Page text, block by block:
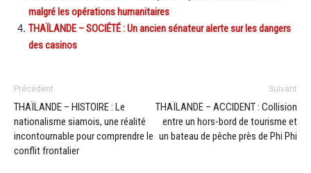
malgré les opérations humanitaires
THAÏLANDE – SOCIÉTÉ : Un ancien sénateur alerte sur les dangers
des casinos
Précédent
THAÏLANDE – HISTOIRE : Le
nationalisme siamois, une réalité
incontournable pour comprendre le
conflit frontalier
Suivant
THAÏLANDE – ACCIDENT : Collision
entre un hors-bord de tourisme et
un bateau de pêche près de Phi Phi